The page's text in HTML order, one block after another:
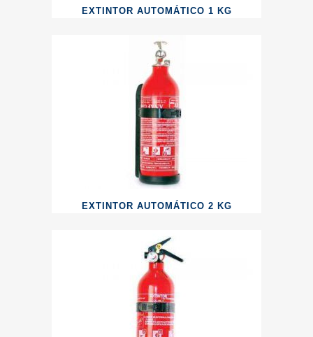
EXTINTOR AUTOMÁTICO 1 KG
EXTINTOR AUTOMÁTICO 2 KG